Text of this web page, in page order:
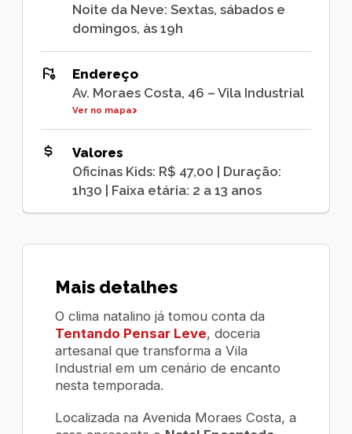
Noite da Neve: Sextas, sábados e
domingos, às 19h
Endereço
Av. Moraes Costa, 46 – Vila Industrial
Ver no mapa
Valores
Oficinas Kids: R$ 47,00 | Duração:
1h30 | Faixa etária: 2 a 13 anos
Mais detalhes
O clima natalino já tomou conta da
Tentando Pensar Leve, doceria
artesanal que transforma a Vila
Industrial em um cenário de encanto
nesta temporada.
Localizada na Avenida Moraes Costa, a